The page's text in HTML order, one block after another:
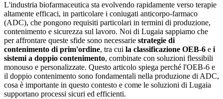
L'industria biofarmaceutica sta evolvendo rapidamente verso terapie
altamente efficaci, in particolare i coniugati anticorpo-farmaco
(ADC), che pongono requisiti particolari in termini di produzione,
contenimento e sicurezza sul lavoro. Noi di Lugaia sappiamo che
per affrontare queste sfide sono necessarie strategie di
contenimento di prim'ordine, tra cui la classificazione OEB-6 e i
sistemi a doppio contenimento, combinate con soluzioni flessibili
monouso e personalizzate. Questo articolo spiega perché l'OEB-6 e
il doppio contenimento sono fondamentali nella produzione di ADC,
cosa è importante in questo contesto e come le soluzioni di Lugaia
supportano processi sicuri ed efficienti.